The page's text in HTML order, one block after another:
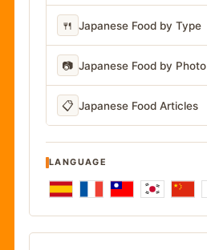
🍴 Japanese Food by Type
📷 Japanese Food by Photo
📋 Japanese Food Articles
LANGUAGE